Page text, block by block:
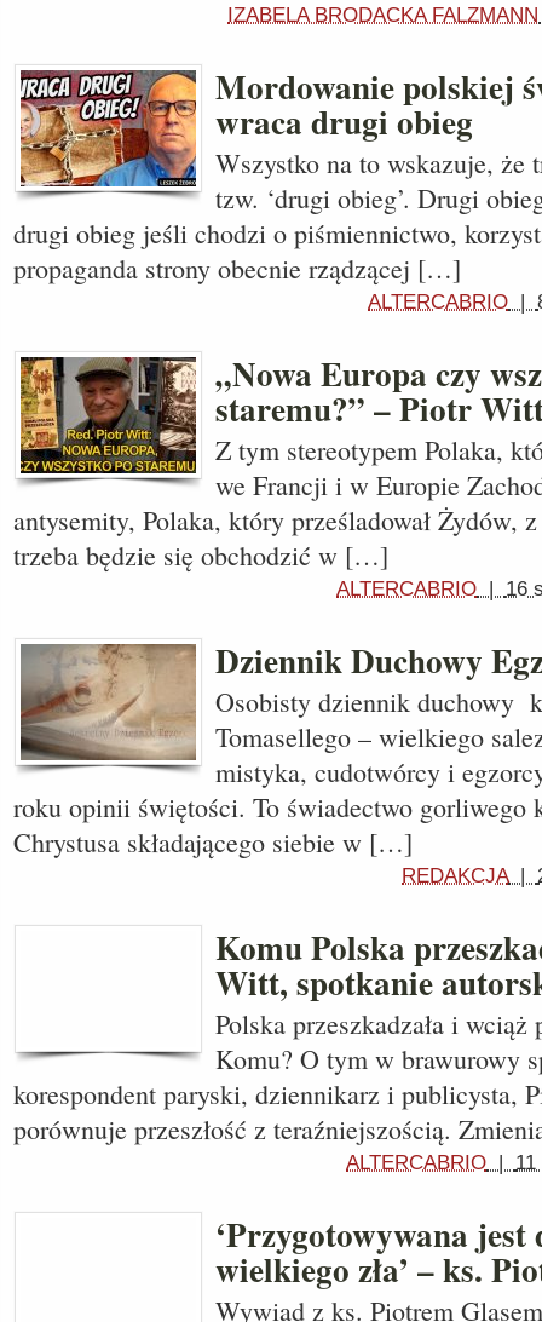
IZABELA BRODACKA FALZMANN
Mordowanie polskiej
wraca drugi obieg
Wszystko na to wskazuje, że
tzw. ‘drugi obieg’. Drugi
drugi obieg jeśli chodzi o piśmiennictwo,
propaganda strony obecnie rządzącej […]
ALTERCABRIO |
„Nowa Europa czy
staremu?” – Piotr
Z tym stereotypem Polaka,
we Francji i w Europie
antysemity, Polaka, który prześladował Żydów,
trzeba będzie się obchodzić w […]
ALTERCABRIO | 16
Dziennik Duchowy
Osobisty dziennik duchowy
Tomasellego – wielkiego
mistyka, cudotwórcy i
roku opinii świętości. To świadectwo gorliwego
Chrystusa składającego siebie w […]
REDAKCJA|
Komu Polska
Witt, spotkanie
Polska przeszkadzała i
Komu? O tym w brawurowy
korespondent paryski, dziennikarz i publicysta,
porównuje przeszłość z teraźniejszością.
ALTERCABRIO |
‘Przygotowywana jest
wielkiego zła’ – ks.
Wywiad z ks. Piotrem